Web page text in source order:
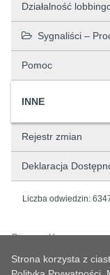
Działalność
Sygnaliści –
Pomoc
INNE
Rejestr zmian
Deklaracja
Liczba odwiedzin:
Strona główna
Strona korzysta z